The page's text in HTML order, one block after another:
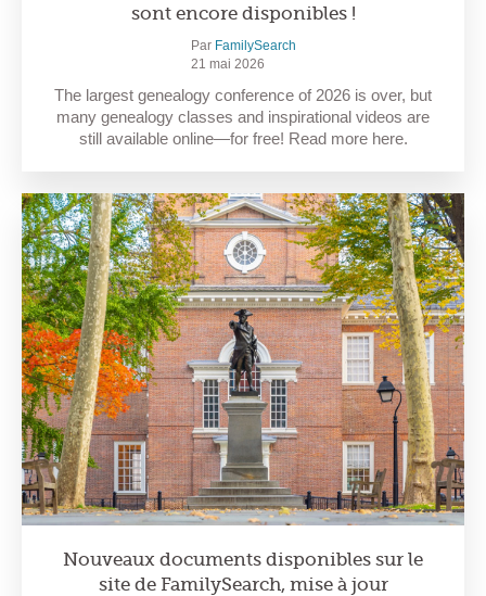
sont encore disponibles !
Par FamilySearch
21 mai 2026
The largest genealogy conference of 2026 is over, but
many genealogy classes and inspirational videos are
still available online—for free! Read more here.
Nouveaux documents disponibles sur le
site de FamilySearch, mise à jour